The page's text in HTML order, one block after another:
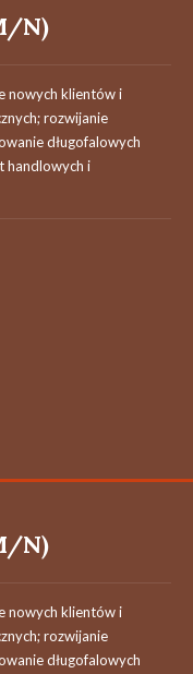
N)
nowych klientów i
rozwijanie
długofalowych
handlowych i
N)
nowych klientów i
rozwijanie
długofalowych